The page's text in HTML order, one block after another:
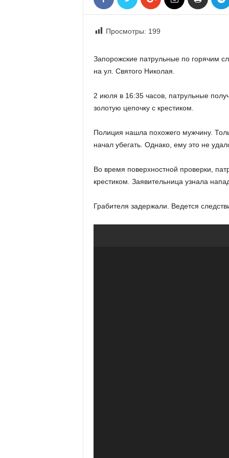
Просмотры: 199
Запорожские патрульные по горячим
на ул. Святого Николая.
2 июля в 16:35 часов, патрульные
золотую цепочку с крестиком.
Полиция нашла похожего мужчину.
начал убегать. Однако, ему это не
Во время поверхностной проверки,
крестиком. Заявительница узнала
Грабителя задержали. Ведется